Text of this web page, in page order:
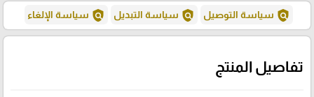
policy سياسة التوصيل policy سياسة التبديل policy سياسة الإلغاء
تفاصيل المنتج